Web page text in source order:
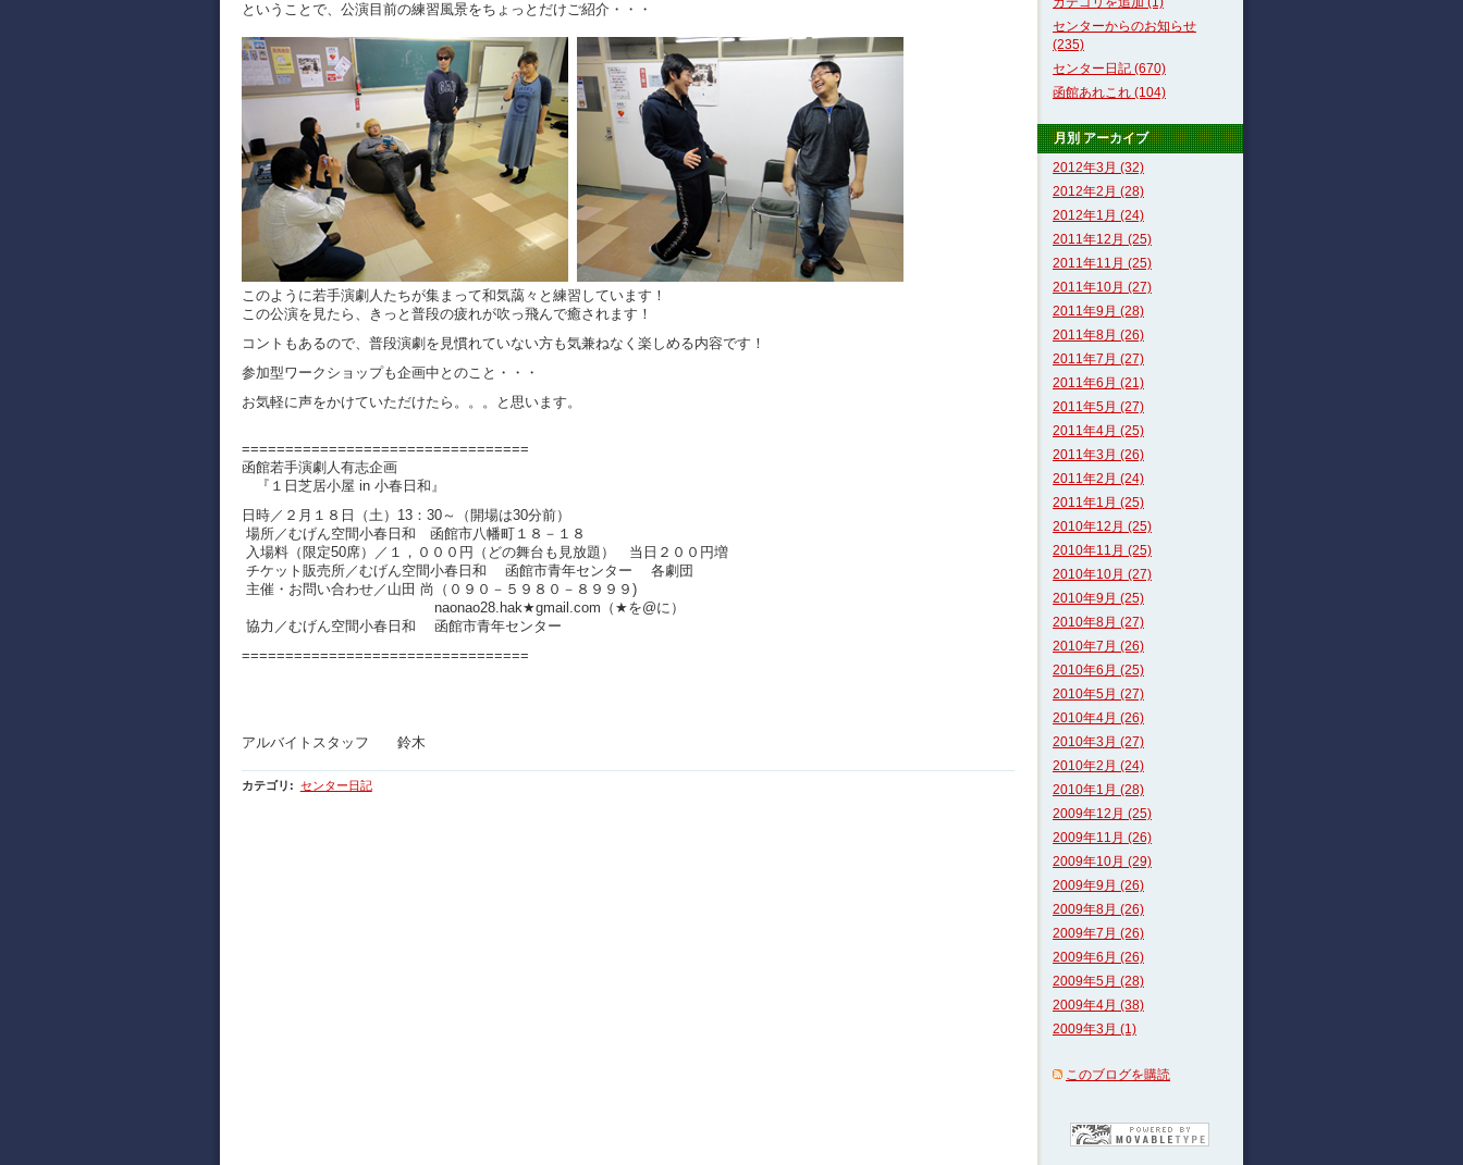
ということで、公演目前の練習風景をちょっとだけご紹介・・・
このように若手演劇人たちが集まって和気藹々と練習しています！
この公演を見たら、きっと普段の疲れが吹っ飛んで癒されます！
コントもあるので、普段演劇を見慣れていない方も気兼ねなく楽しめる内容です！
参加型ワークショップも企画中とのこと・・・
お気軽に声をかけていただけたら。。。と思います。
=================================
函館若手演劇人有志企画
『１日芝居小屋 in 小春日和』
日時／２月１８日（土）13：30～（開場は30分前）
場所／むげん空間小春日和 函館市八幡町１８－１８
入場料（限定50席）／１，０００円（どの舞台も見放題） 当日２００円増
チケット販売所／むげん空間小春日和 函館市青年センター 各劇団
主催・お問い合わせ／山田 尚（０９０－５９８０－８９９９)
naonao28.hak★gmail.com（★を@に）
協力／むげん空間小春日和 函館市青年センター
=================================
アルバイトスタッフ 鈴木
カテゴリ : センター日記
センターからのお知らせ
(235)
センター日記 (670)
函館あれこれ (104)
月別アーカイブ
2012年3月 (32)
2012年2月 (28)
2012年1月 (24)
2011年12月 (25)
2011年11月 (25)
2011年10月 (27)
2011年9月 (28)
2011年8月 (26)
2011年7月 (27)
2011年6月 (21)
2011年5月 (27)
2011年4月 (25)
2011年3月 (26)
2011年2月 (24)
2011年1月 (25)
2010年12月 (25)
2010年11月 (25)
2010年10月 (27)
2010年9月 (25)
2010年8月 (27)
2010年7月 (26)
2010年6月 (25)
2010年5月 (27)
2010年4月 (26)
2010年3月 (27)
2010年2月 (24)
2010年1月 (28)
2009年12月 (25)
2009年11月 (26)
2009年10月 (29)
2009年9月 (26)
2009年8月 (26)
2009年7月 (26)
2009年6月 (26)
2009年5月 (28)
2009年4月 (38)
2009年3月 (1)
このブログを購読